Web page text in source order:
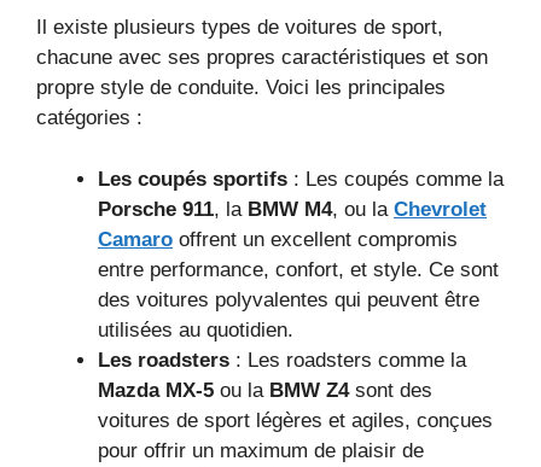
Il existe plusieurs types de voitures de sport,
chacune avec ses propres caractéristiques et son
propre style de conduite. Voici les principales
catégories :
Les coupés sportifs : Les coupés comme la
Porsche 911, la BMW M4, ou la Chevrolet
Camaro offrent un excellent compromis
entre performance, confort, et style. Ce sont
des voitures polyvalentes qui peuvent être
utilisées au quotidien.
Les roadsters : Les roadsters comme la
Mazda MX-5 ou la BMW Z4sont des
voitures de sport légères et agiles, conçues
pour offrir un maximum de plaisir de